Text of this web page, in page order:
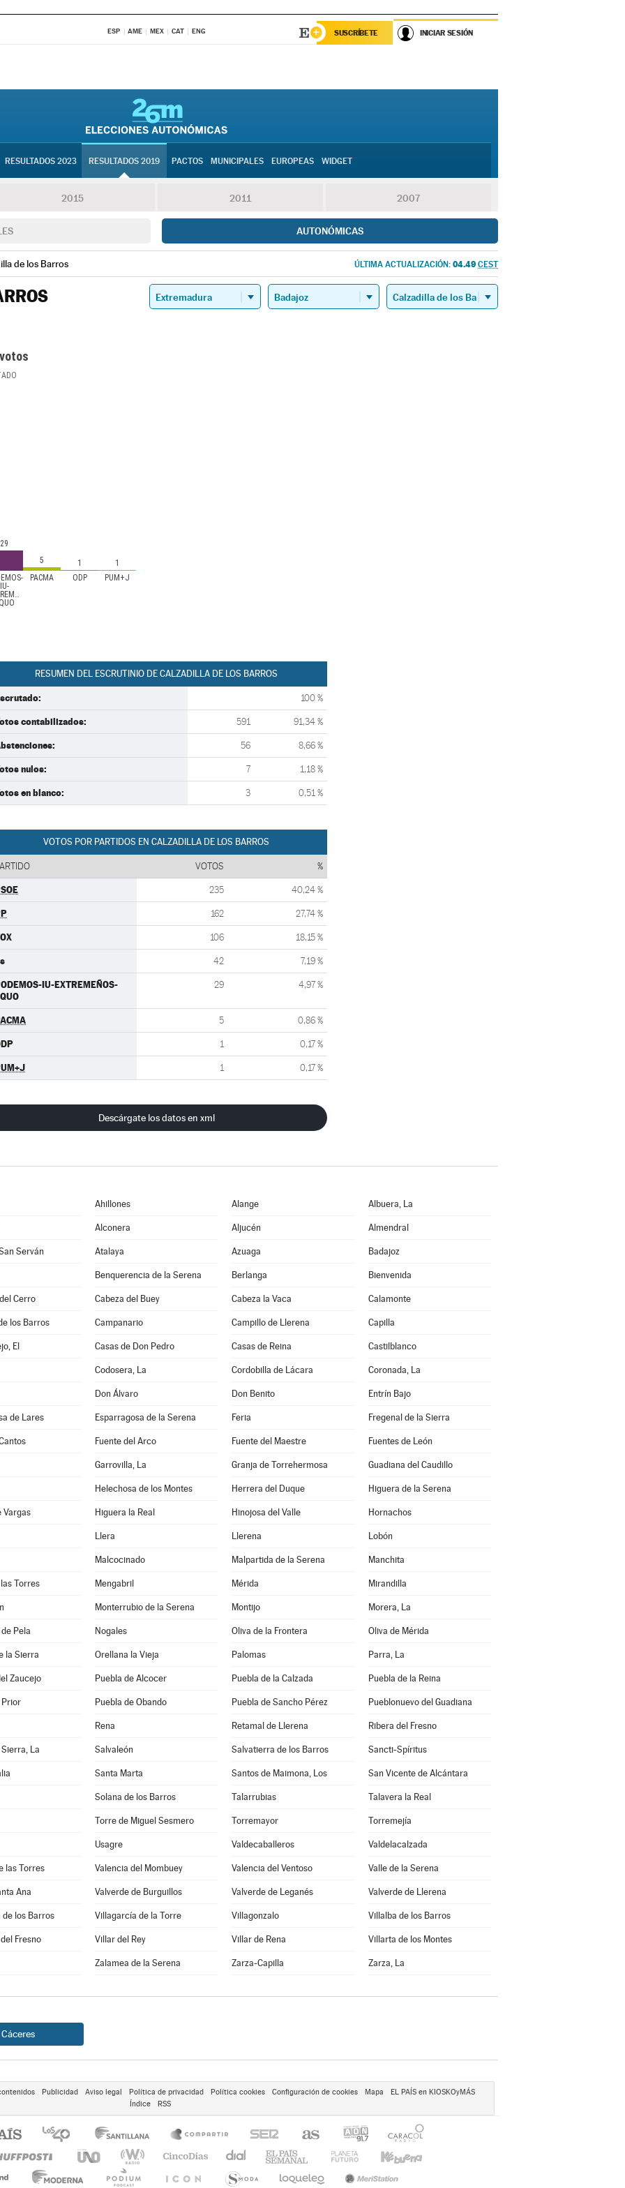
ESP AME MEX CAT ENG SUSCRÍBETE INICIAR SESIÓN
RESULTADOS 2023 RESULTADOS 2019 PACTOS MUNICIPALES EUROPEAS WIDGET
2015 2011 2007
AUTONÓMICAS
de los Barros ÚLTIMA ACTUALIZACIÓN: 04.49 CEST
IU-
PACMA ODP PUM+J
29
5
1 1
RESUMEN DEL ESCRUTINIO DE CALZADILLA DE LOS BARROS
100 %
contabilizados: 591 91,34 %
56 8,66 %
nulos: 7 1,18 %
en blanco: 3 0,51 %
VOTOS POR PARTIDOS EN CALZADILLA DE LOS BARROS
VOTOS %
235 40,24 %
162 27,74 %
106 18,15 %
42 7,19 %
IU-EXTREMEÑOS-
29 4,97 %
5 0,86 %
1 0,17 %
1 0,17 %
Descárgate los datos en xml
Ahillones Alange Albuera, La
Alconera Aljucén Almendral
Serván Atalaya Azuaga Badajoz
Benquerencia de la Serena Berlanga Bienvenida
Cerro Cabeza del Buey Cabeza la Vaca Calamonte
los Barros Campanario Campillo de Llerena Capilla
El Casas de Don Pedro Casas de Reina Castilblanco
Codosera, La Cordobilla de Lácara Coronada, La
Don Álvaro Don Benito Entrín Bajo
de Lares Esparragosa de la Serena Feria Fregenal de la Sierra
Fuente del Arco Fuente del Maestre Fuentes de León
Garrovilla, La Granja de Torrehermosa Guadiana del Caudillo
Helechosa de los Montes Herrera del Duque Higuera de la Serena
Vargas Higuera la Real Hinojosa del Valle Hornachos
Llera Llerena Lobón
Malcocinado Malpartida de la Serena Manchita
Torres Mengabril Mérida Mirandilla
Monterrubio de la Serena Montijo Morera, La
Pela Nogales Oliva de la Frontera Oliva de Mérida
la Sierra Orellana la Vieja Palomas Parra, La
Zaucejo Puebla de Alcocer Puebla de la Calzada Puebla de la Reina
Prior Puebla de Obando Puebla de Sancho Pérez Pueblonuevo del Guadiana
Rena Retamal de Llerena Ribera del Fresno
Sierra, La Salvaleón Salvatierra de los Barros Sancti-Spíritus
Santa Marta Santos de Maimona, Los San Vicente de Alcántara
Solana de los Barros Talarrubias Talavera la Real
Torre de Miguel Sesmero Torremayor Torremejía
Usagre Valdecaballeros Valdelacalzada
las Torres Valencia del Mombuey Valencia del Ventoso Valle de la Serena
Ana Valverde de Burguillos Valverde de Leganés Valverde de Llerena
los Barros Villagarcía de la Torre Villagonzalo Villalba de los Barros
Fresno Villar del Rey Villar de Rena Villarta de los Montes
Zalamea de la Serena Zarza-Capilla Zarza, La
Cáceres
Publicidad Aviso legal Política de privacidad Política cookies Configuración de cookies Mapa
EL PAÍS en KIOSKOyMÁS
Índice
RSS